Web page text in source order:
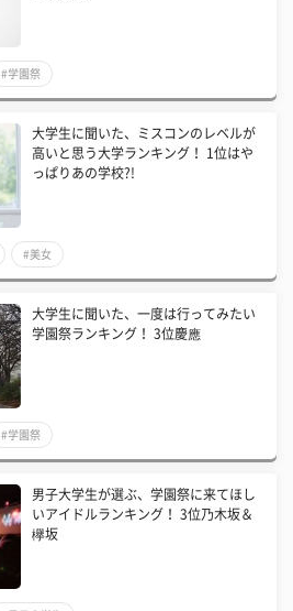
#学園祭
大学生に聞いた、ミスコンのレベルが
高いと思う大学ランキング！ 1位はや
っぱりあの学校?!
#美女
大学生に聞いた、一度は行ってみたい
学園祭ランキング！ 3位慶應
#学園祭
男子大学生が選ぶ、学園祭に来てほし
いアイドルランキング！ 3位乃木坂＆
欅坂